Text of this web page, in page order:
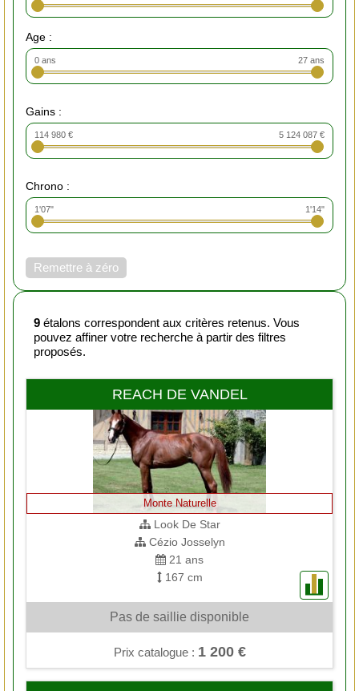
Age :
0 ans 27 ans
Gains :
114 980 € 5 124 087 €
Chrono :
1'07" 1'14"
Remettre à zéro
9 étalons correspondent aux critères retenus. Vous
pouvez affiner votre recherche à partir des filtres
proposés.
REACH DE VANDEL
Monte Naturelle
Look De Star
Cézio Josselyn
21 ans
167 cm
Pas de saillie disponible
Prix catalogue : 1 200 €